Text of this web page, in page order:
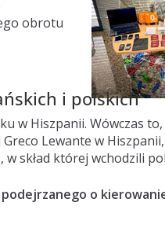
obrotu
i polskich
w Hiszpanii. Wówczas
Lewante w Hiszpanii,
skład której wchodzili
podejrzanego o